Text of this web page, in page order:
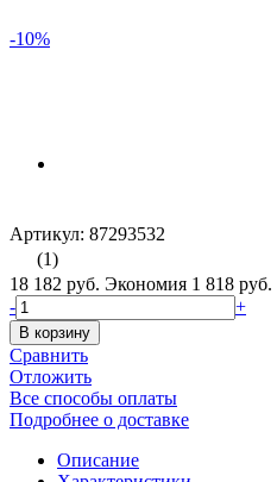
-10%
Артикул: 87293532
(1)
18 182 руб. Экономия 1 818 руб.
-
+
В корзину
Сравнить
Отложить
Все способы оплаты
Подробнее о доставке
Описание